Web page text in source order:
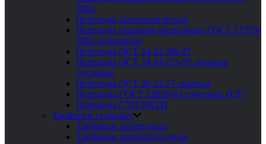
2001
Переходы эксцентрические
Переходы стальные бесшовные ГОСТ 17378-
2001 приварные
Переходы ОСТ 34.10.700-97
Переходы ОСТ 34.10-753-97 сварные
листовые
Переходы ОСТ 36-22-77 сварные
Переходы ГОСТ 22826-83 точечные (ТД)
Переходы СТО ЦКТИ
Тройники стальные
Тройники переходные
Тройники равнопроходные